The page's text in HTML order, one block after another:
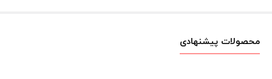
محصولات پیشنهادی